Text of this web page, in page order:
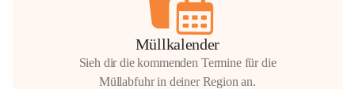
Müllkalender
Sieh dir die kommenden Termine für die
Müllabfuhr in deiner Region an.